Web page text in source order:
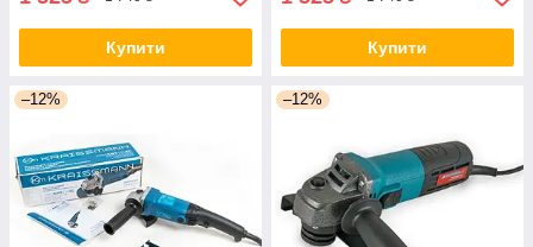
Купити Купити
–12% –12%